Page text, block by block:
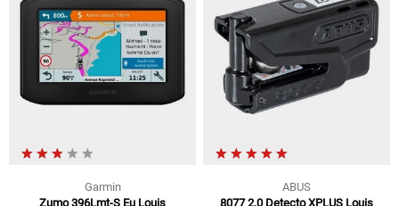
Garmin
Zumo 396Lmt-S Eu Louis
ABUS
8077 2.0 Detecto XPLUS Louis